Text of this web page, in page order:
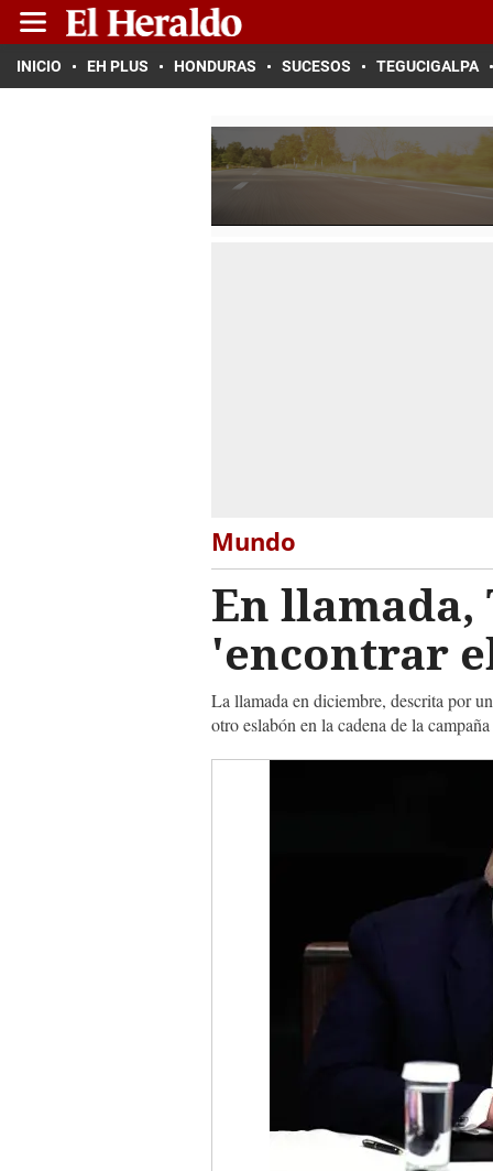
INICIO EH PLUS HONDURAS SUCESOS TEGUCIGALPA
Mundo
En
'encontrar
La llamada en diciembre, descrita por
otro eslabón en la cadena de la